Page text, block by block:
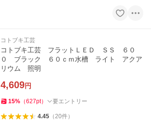
コトブキ工芸
コトブキ工芸 フラットＬＥＤ ＳＳ ６０
０ ブラック ６０ｃｍ水槽 ライト アクア
リウム 照明
4,609円
15% （627pt） 要エントリー
4.45（20件）